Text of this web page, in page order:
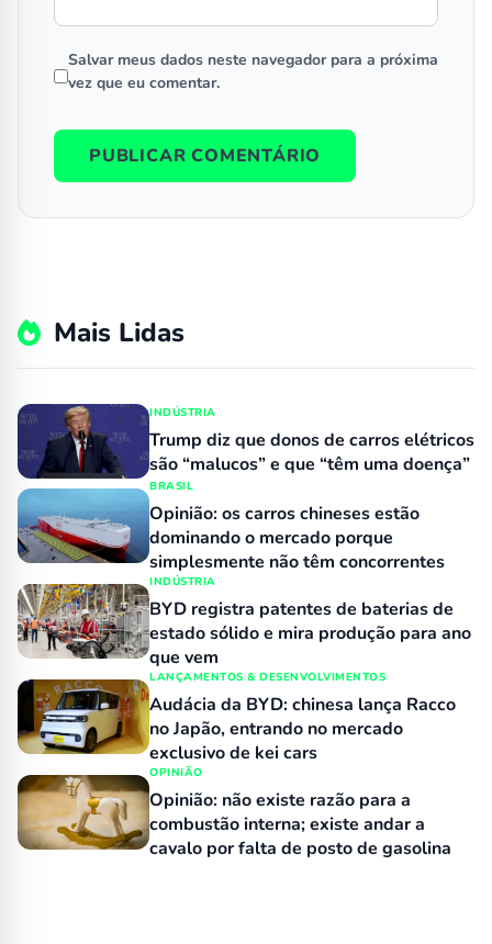
Salvar meus dados neste navegador para a próxima
vez que eu comentar.
Mais Lidas
INDÚSTRIA
Trump diz que donos de carros elétricos
são “malucos” e que “têm uma doença”
BRASIL
Opinião: os carros chineses estão
dominando o mercado porque
simplesmente não têm concorrentes
INDÚSTRIA
BYD registra patentes de baterias de
estado sólido e mira produção para ano
que vem
LANÇAMENTOS & DESENVOLVIMENTOS
Audácia da BYD: chinesa lança Racco
no Japão, entrando no mercado
exclusivo de kei cars
OPINIÃO
Opinião: não existe razão para a
combustão interna; existe andar a
cavalo por falta de posto de gasolina